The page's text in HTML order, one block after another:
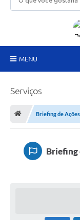
MENU
A Cidade
Transparência
Secretarias
Serviços
Briefing de
Briefing